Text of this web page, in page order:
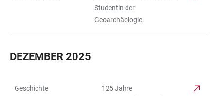
Studentin der
Geoarchäologie
DEZEMBER 2025
Geschichte
125 Jahre